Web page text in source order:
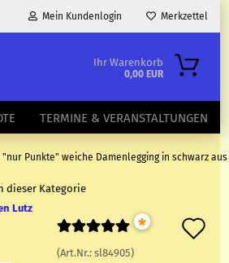
Mein Kundenlogin Merkzettel
Ihr Warenkorb
0,00 EUR
TERMINE & VERANSTALTUNGEN
"nur Punkte" weiche Damenlegging in schwarz
dieser Kategorie
Lutz
*
(Art.Nr.:sl84905)